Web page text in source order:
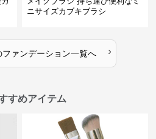
ニサイズカブキブラシ
ファンデーション一覧へ ›
すめアイテム